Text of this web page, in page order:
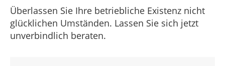
Überlassen Sie Ihre betriebliche Existenz nicht
glücklichen Umständen. Lassen Sie sich jetzt
unverbindlich beraten.